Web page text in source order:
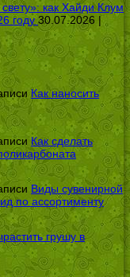
как Хайди Клум
году 30.07.2026 |
Как наносить
Как сделать
Виды сувенирной
по ассортименту
грушу в